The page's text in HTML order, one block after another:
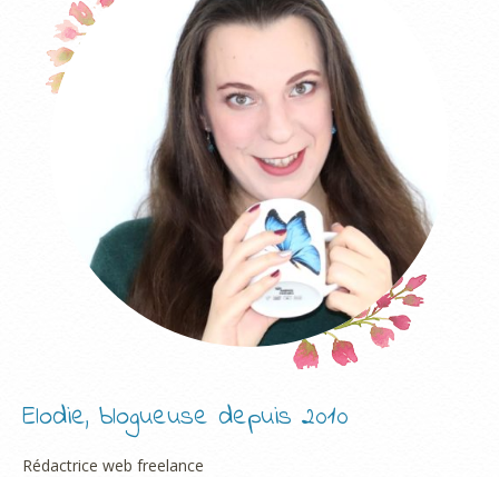
Elodie, blogueuse depuis 2010
Rédactrice web freelance